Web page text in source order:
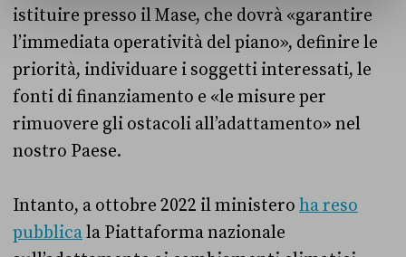
istituire presso il Mase, che dovrà «garantire
l’immediata operatività del piano», definire le
priorità, individuare i soggetti interessati, le
fonti di finanziamento e «le misure per
rimuovere gli ostacoli all’adattamento» nel
nostro Paese.
Intanto, a ottobre 2022 il ministero ha reso
pubblicala Piattaforma nazionale